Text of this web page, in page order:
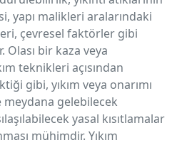
yapı malikleri aralarındaki
çevresel faktörler gibi
Olası bir kaza veya
teknikleri açısından
gibi, yıkım veya onarımı
meydana gelebilecek
yasal kısıtlamalar
mühimdir. Yıkım